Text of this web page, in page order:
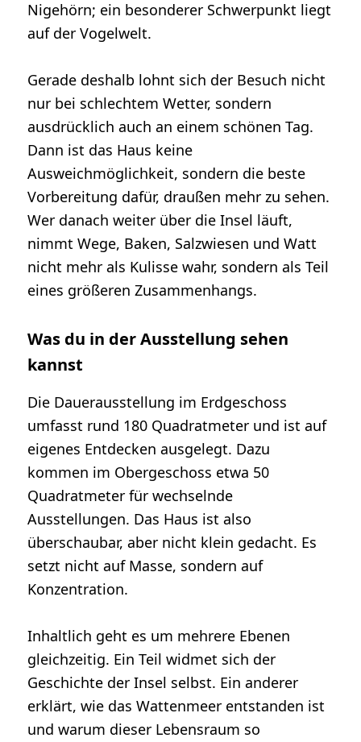
Nigehörn; ein besonderer Schwerpunkt liegt
auf der Vogelwelt.
Gerade deshalb lohnt sich der Besuch nicht
nur bei schlechtem Wetter, sondern
ausdrücklich auch an einem schönen Tag.
Dann ist das Haus keine
Ausweichmöglichkeit, sondern die beste
Vorbereitung dafür, draußen mehr zu sehen.
Wer danach weiter über die Insel läuft,
nimmt Wege, Baken, Salzwiesen und Watt
nicht mehr als Kulisse wahr, sondern als Teil
eines größeren Zusammenhangs.
Was du in der Ausstellung sehen
kannst
Die Dauerausstellung im Erdgeschoss
umfasst rund 180 Quadratmeter und ist auf
eigenes Entdecken ausgelegt. Dazu
kommen im Obergeschoss etwa 50
Quadratmeter für wechselnde
Ausstellungen. Das Haus ist also
überschaubar, aber nicht klein gedacht. Es
setzt nicht auf Masse, sondern auf
Konzentration.
Inhaltlich geht es um mehrere Ebenen
gleichzeitig. Ein Teil widmet sich der
Geschichte der Insel selbst. Ein anderer
erklärt, wie das Wattenmeer entstanden ist
und warum dieser Lebensraum so